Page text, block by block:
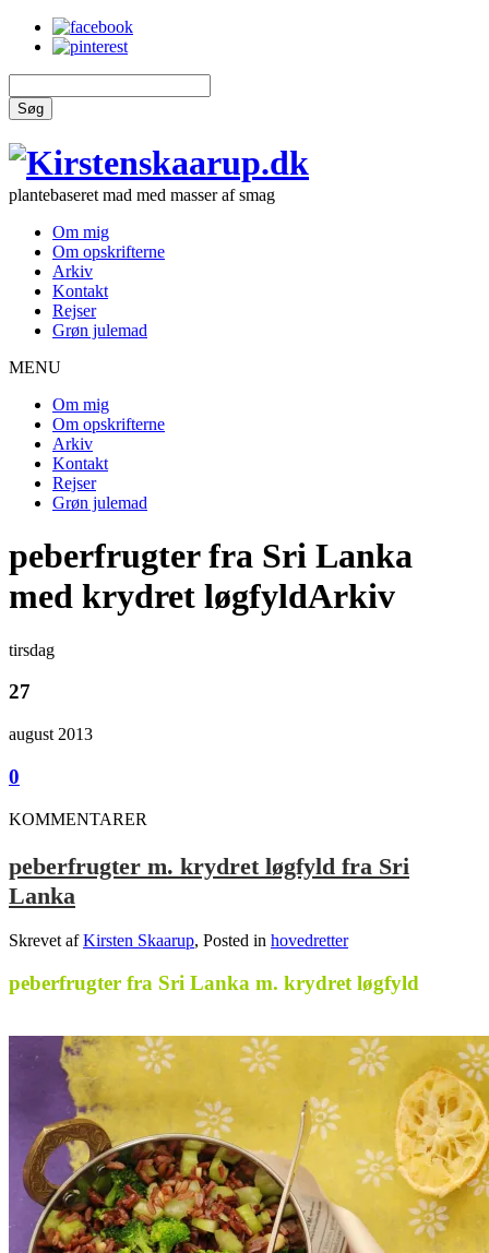
Søg
plantebaseret mad med masser af smag
Om mig
Om opskrifterne
Arkiv
Kontakt
Rejser
Grøn julemad
MENU
Om mig
Om opskrifterne
Arkiv
Kontakt
Rejser
Grøn julemad
peberfrugter fra Sri Lanka
med krydret løgfyldArkiv
tirsdag
27
august 2013
0
KOMMENTARER
peberfrugter m. krydret løgfyld fra Sri
Lanka
Skrevet afKirsten Skaarup, Posted in hovedretter
peberfrugter fra Sri Lanka m. krydret løgfyld